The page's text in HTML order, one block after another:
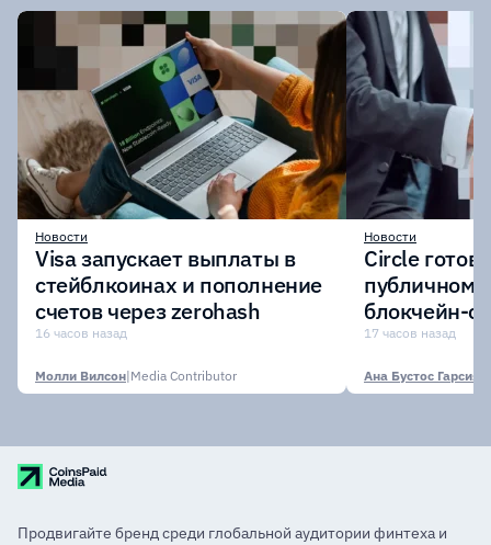
Новости
Visa запускает выплаты в
стейблкоинах и пополнение
счетов через zerohash
16 часов назад
Молли Вилсон|Media Contributor
Новости
Circle
публичному
блокчейн-
участии
17 часов назад
Ана Бустос Гарсия
Продвигайте бренд среди глобальной аудитории финтеха и